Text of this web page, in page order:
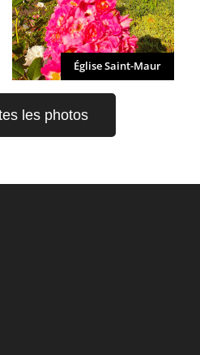
Église Saint-Maur
les photos